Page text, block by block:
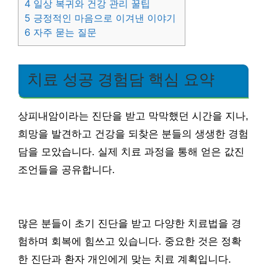
4 일상 복귀와 건강 관리 꿀팁
5 긍정적인 마음으로 이겨낸 이야기
6 자주 묻는 질문
치료 성공 경험담 핵심 요약
상피내암이라는 진단을 받고 막막했던 시간을 지나,
희망을 발견하고 건강을 되찾은 분들의 생생한 경험
담을 모았습니다. 실제 치료 과정을 통해 얻은 값진
조언들을 공유합니다.
많은 분들이 초기 진단을 받고 다양한 치료법을 경
험하며 회복에 힘쓰고 있습니다. 중요한 것은 정확
한 진단과 환자 개인에게 맞는 치료 계획입니다.